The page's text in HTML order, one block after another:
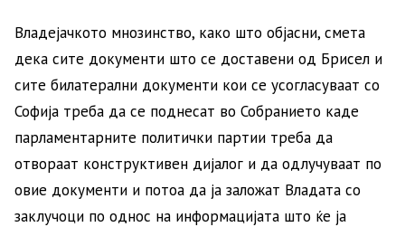
Владејачкото мнозинство, како што објасни, смета
дека сите документи што се доставени од Брисел и
сите билатерални документи кои се усогласуваат со
Софија треба да се поднесат во Собранието каде
парламентарните политички партии треба да
отвораат конструктивен дијалог и да одлучуваат по
овие документи и потоа да ја заложат Владата со
заклучоци по однос на информацијата што ќе ја